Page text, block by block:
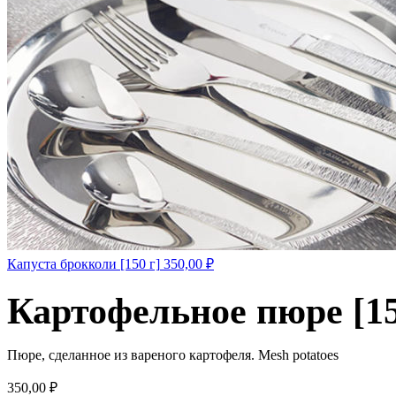
Капуста брокколи [150 г] 350,00 ₽
Картофельное пюре
Пюре, сделанное из вареного картофеля. Mesh potatoes
350,00 ₽